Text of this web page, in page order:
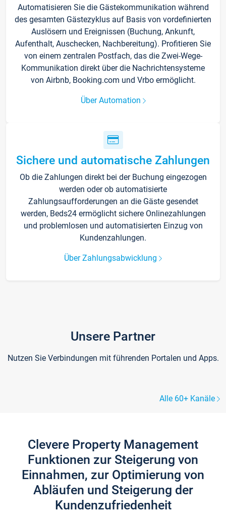
Automatisieren Sie die Gästekommunikation während
des gesamten Gästezyklus auf Basis von vordefinierten
Auslösern und Ereignissen (Buchung, Ankunft,
Aufenthalt, Auschecken, Nachbereitung). Profitieren Sie
von einem zentralen Postfach, das die Zwei-Wege-
Kommunikation direkt über die Nachrichtensysteme
von Airbnb, Booking.com und Vrbo ermöglicht.
Über Automation
Sichere und automatische Zahlungen
Ob die Zahlungen direkt bei der Buchung eingezogen
werden oder ob automatisierte
Zahlungsaufforderungen an die Gäste gesendet
werden, Beds24 ermöglicht sichere Onlinezahlungen
und problemlosen und automatisierten Einzug von
Kundenzahlungen.
Über Zahlungsabwicklung
Unsere Partner
Nutzen Sie Verbindungen mit führenden Portalen und Apps.
Alle 60+ Kanäle
Clevere Property Management
Funktionen zur Steigerung von
Einnahmen, zur Optimierung von
Abläufen und Steigerung der
Kundenzufriedenheit